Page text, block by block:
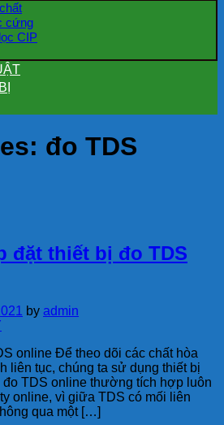
cứng
CIP
đo TDS
đặt thiết bị đo TDS
by admin
online Để theo dõi các chất hòa
liên tục, chúng ta sử dụng thiết bị
TDS online thường tích hợp luôn
online, vì giữa TDS có mối liên
qua một […]